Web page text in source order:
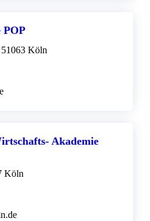
POP
Köln
Akademie
Köln